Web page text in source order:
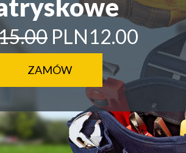
PLN12.00
ZAMÓW